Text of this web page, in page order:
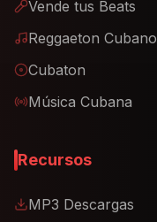
Vende tus Beats
Reggaeton Cubano
Cubaton
Música Cubana
Recursos
MP3 Descargas